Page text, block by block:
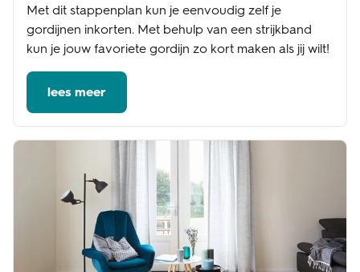
Met dit stappenplan kun je eenvoudig zelf je
gordijnen inkorten. Met behulp van een strijkband
kun je jouw favoriete gordijn zo kort maken als jij wilt!
lees meer